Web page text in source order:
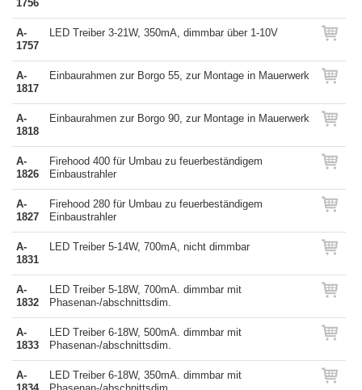
1756
A-
1757
LED Treiber 3-21W, 350mA, dimmbar über 1-10V
A-
1817
Einbaurahmen zur Borgo 55, zur Montage in Mauerwerk
A-
1818
Einbaurahmen zur Borgo 90, zur Montage in Mauerwerk
A-
1826
Firehood 400 für Umbau zu feuerbeständigem
Einbaustrahler
A-
1827
Firehood 280 für Umbau zu feuerbeständigem
Einbaustrahler
A-
1831
LED Treiber 5-14W, 700mA, nicht dimmbar
A-
1832
LED Treiber 5-18W, 700mA. dimmbar mit
Phasenan-/abschnittsdim.
A-
1833
LED Treiber 6-18W, 500mA. dimmbar mit
Phasenan-/abschnittsdim.
A-
LED Treiber 6-18W, 350mA. dimmbar mit